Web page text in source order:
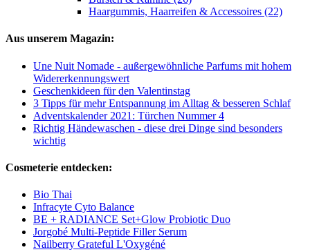
Haargummis, Haarreifen & Accessoires (22)
Aus unserem Magazin:
Une Nuit Nomade - außergewöhnliche Parfums mit hohem
Widererkennungswert
Geschenkideen für den Valentinstag
3 Tipps für mehr Entspannung im Alltag & besseren Schlaf
Adventskalender 2021: Türchen Nummer 4
Richtig Händewaschen - diese drei Dinge sind besonders
wichtig
Cosmeterie entdecken:
Bio Thai
Infracyte Cyto Balance
BE + RADIANCE Set+Glow Probiotic Duo
Jorgobé Multi-Peptide Filler Serum
Nailberry Grateful L'Oxygéné